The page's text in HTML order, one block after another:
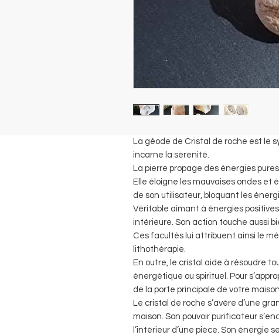
La géode de Cristal de roche est le
incarne la sérénité.
La pierre propage des énergies
Elle éloigne les mauvaises ondes
de son utilisateur, bloquant les
Véritable aimant à énergies
intérieure. Son action touche aussi
Ces facultés lui attribuent ainsi le
lithothérapie.
En outre, le cristal aide à résoudre
énergétique ou spirituel. Pour
de la porte principale de votre maison.
Le cristal de roche s’avère d’une
maison. Son pouvoir purificateur
l’intérieur d’une pièce. Son énergie